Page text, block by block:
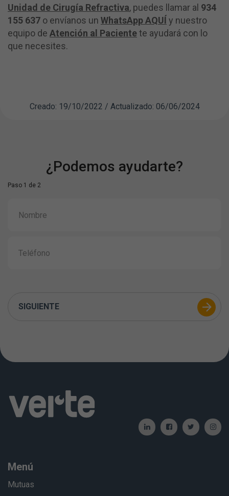
Unidad de Cirugía Refractiva, puedes llamar al 934
155 637 o envíanos un WhatsApp AQUÍ y nuestro
equipo de Atención al Pacientete ayudará con lo
que necesites.
Creado: 19/10/2022 / Actualizado: 06/06/2024
¿Podemos ayudarte?
Paso 1 de 2
SIGUIENTE
Menú
Mutuas